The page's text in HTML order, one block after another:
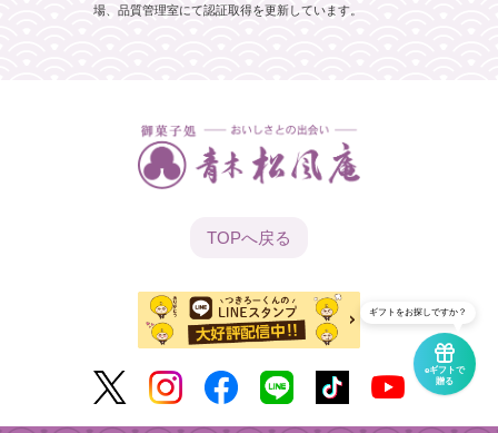
場、品質管理室にて認証取得を更新しています。
TOPへ戻る
eギフトで
贈る
ギフトをお探しですか？